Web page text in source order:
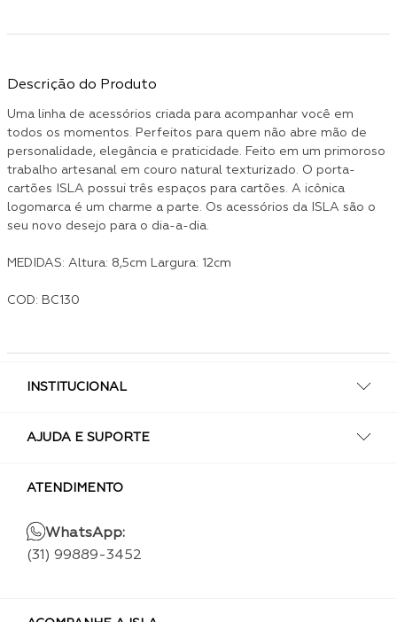
Descrição do Produto
Uma linha de acessórios criada para acompanhar você em
todos os momentos. Perfeitos para quem não abre mão de
personalidade, elegância e praticidade. Feito em um primoroso
trabalho artesanal em couro natural texturizado. O porta-
cartões ISLA possui três espaços para cartões. A icônica
logomarca é um charme a parte. Os acessórios da ISLA são o
seu novo desejo para o dia-a-dia.
MEDIDAS: Altura: 8,5cm Largura: 12cm
COD: BC130
INSTITUCIONAL
AJUDA E SUPORTE
ATENDIMENTO
WhatsApp:
(31) 99889-3452